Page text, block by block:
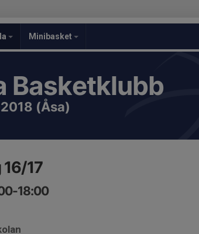
Minibasket
Basketklubb
(Åsa)
17
18:00